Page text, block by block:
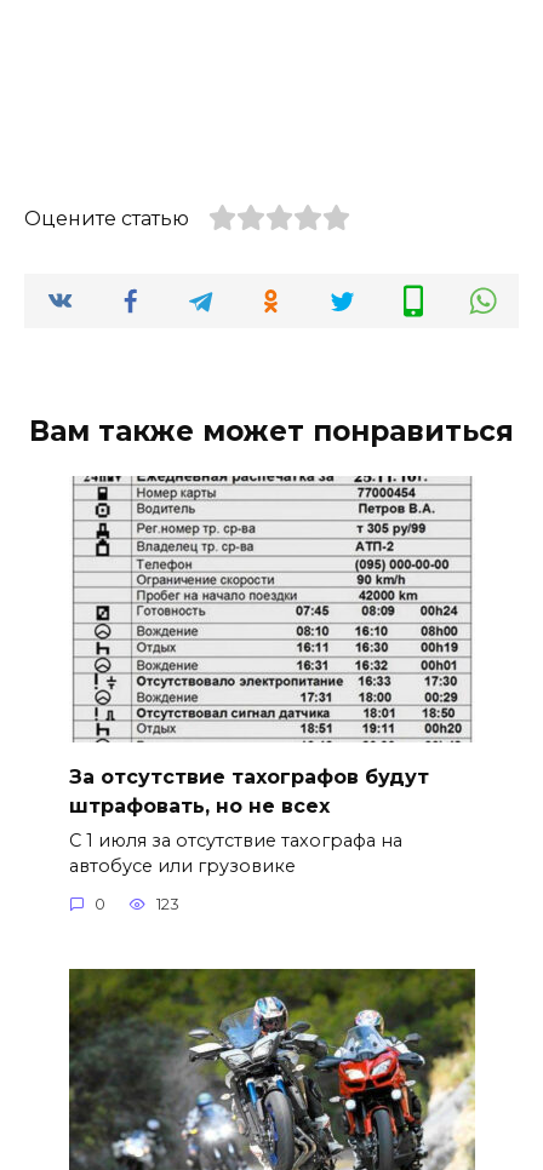
Оцените статью
Вам также может понравиться
За отсутствие тахографов будут
штрафовать, но не всех
С 1 июля за отсутствие тахографа на
автобусе или грузовике
0 123